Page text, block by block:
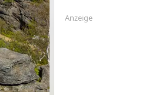
Anzeige